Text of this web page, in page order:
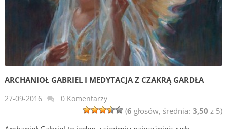
ARCHANIOŁ GABRIEL I MEDYTACJA Z CZAKRĄ GARDŁA
27-09-2016 0 Komentarzy
(6 głosów, średnia: 3,50 z 5)